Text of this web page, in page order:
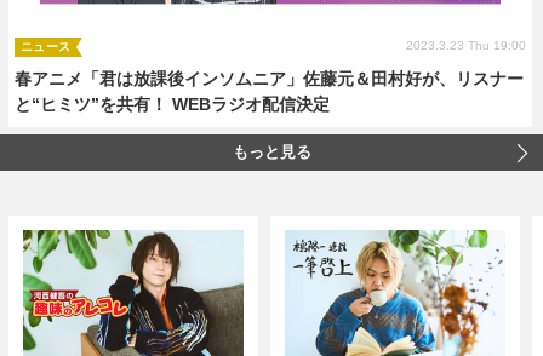
春アニメ「君は放課後インソムニア」佐藤元＆田村好が、リスナー
と“ヒミツ”を共有！ WEBラジオ配信決定
ニュース 2023.3.23 Thu 19:00
もっと見る